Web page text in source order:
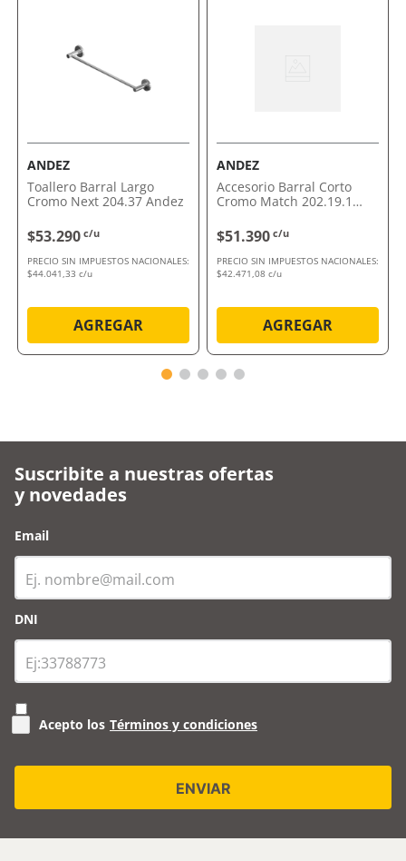
Este accesorio optimiza el espacio de tu baño sin
perder estilo. Ideal para quienes buscan funcionalidad
y diseño en un solo producto.
tienda.
ANDEZ
Toallero Barral Largo
Cromo Next 204.37 Andez
$53.290 c/u
PRECIO SIN IMPUESTOS NACIONALES:
$44.041,33 c/u
AGREGAR
ANDEZ
Accesorio Barral Corto
Cromo Match 202.19.1
$51.390 c/u
PRECIO SIN IMPUESTOS NACIONALES:
$42.471,08 c/u
AGREGAR
Suscribite a nuestras ofertas
y novedades
Email
DNI
Acepto los Términos y condiciones